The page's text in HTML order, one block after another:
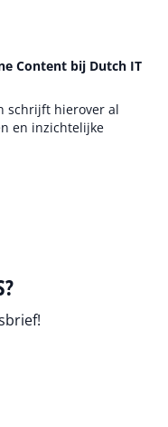
Content bij Dutch IT
schrijft hierover al
en inzichtelijke